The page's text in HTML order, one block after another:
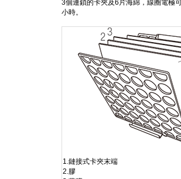
3個連鎖的卡夾及6片海綿，線圈電極
小時。
1.鏈接式卡夾末端
2.膠